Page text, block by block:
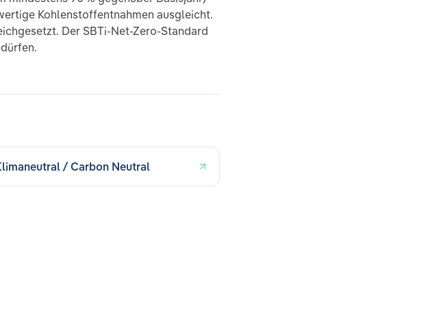
Kohlenstoffentnahmen ausgleicht.
Der SBTi-Net-Zero-Standard
/ Carbon Neutral